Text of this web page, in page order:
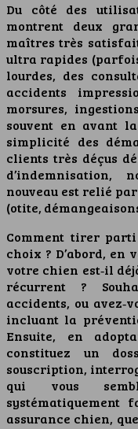
Du côté des
montrent deux
maîtres très
ultra rapides
lourdes, des
accidents
morsures,
souvent en avant la
simplicité des
clients très déçus
d’indemnisation,
nouveau est relié
(otite,
Comment tirer
choix ? D’abord, en
votre chien est‑il
récurrent ?
accidents, ou
incluant la
Ensuite, en
constituez un
souscription,
qui vous
systématiquement
assurance chien,